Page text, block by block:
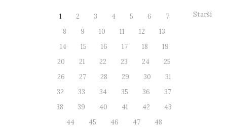
1 2 3 4 5 6
7
8
9 10 11 12
13
14
15 16 17 18
19
20
21 22 23 24
25
26
27 28 29 30
31
32
33 34 35 36
37
38
39 40 41 42
43
44
45 46 47
48
Starší